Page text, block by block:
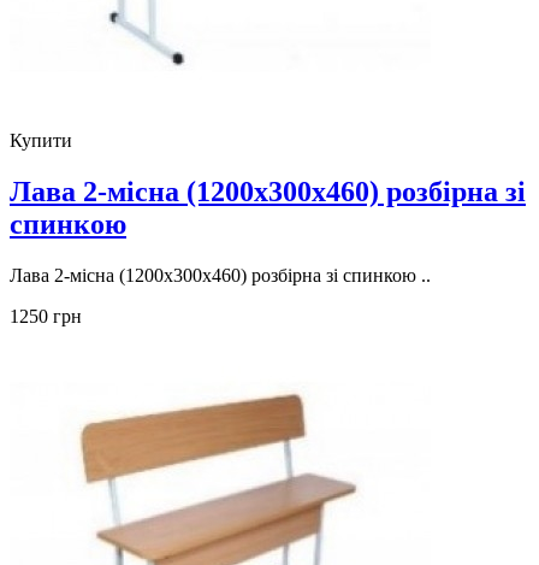
Купити
Лава 2-місна (1200х300х460) розбірна зі
спинкою
Лава 2-місна (1200х300х460) розбірна зі спинкою ..
1250 грн